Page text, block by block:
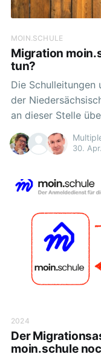
MOIN.SCHULE
Migration
tun?
Die Schulleitungen
der
an dieser Stelle
um die
Anmeldesystem
moin.schule
30.
2024
Der
moin.schule